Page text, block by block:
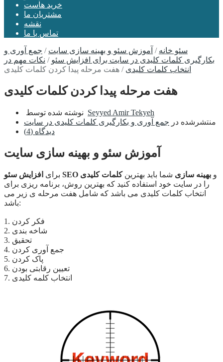
خرید هاست
مشتریان ما
نقشه
تماس با ما
سئو خانه / آموزش سئو و بهینه سازی سایت / جمع آوری و
بکارگیری کلمات کلیدی در سایت برای افزایش سئو / نکات مهم در
انتخاب کلمات کلیدی / هفت مرحله پیدا کردن کلمات کلیدی
هفت مرحله پیدا کردن کلمات کلیدی
Seyyed Amir Tekyeh
منتشرشده در جمع آوری و بکارگیری کلمات کلیدی در سایت
دیدگاه (4)
آموزش سئو و بهینه سازی سایت
برای افزایش سئو SEO و بهینه سازی شما باید بهترینکلمات کلیدی
را در سایت خود استفاده کنید که بهترین روش، برنامه ریزی برای
انتخاب کلمات کلیدی می باشد که شامل هفت مرحله ی زیر می
باشد:
1. فکر کردن
2. شاخه بندی
3. تحقیق
4. جمع آوری کردن
5. پاک کردن
6. تعیین رقابتی بودن
7. انتخاب کلمه کلیدی